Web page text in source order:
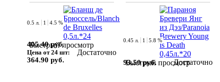
Быстрый просмотр
0.5 л. 1 4.5 %
405.40 руб.
Цена от 24 шт:
364.90 руб.
Достаточно
Быстрый просмотр
0.45 л. 1 5.8 %
93.50 руб. Достаточно